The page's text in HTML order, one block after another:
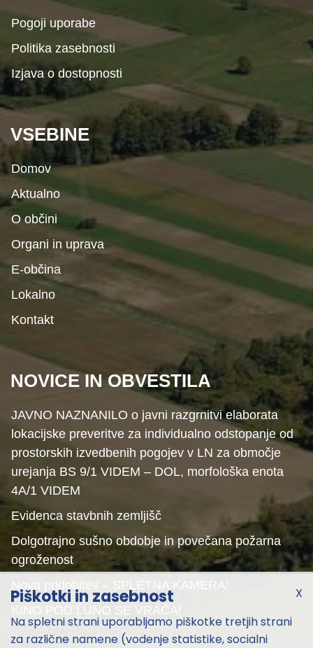
Pogoji uporabe
Politika zasebnosti
Izjava o dostopnosti
VSEBINE
Domov
Aktualno
O občini
Organi in uprava
E-občina
Lokalno
Kontakt
NOVICE IN OBVESTILA
JAVNO NAZNANILO o javni razgrnitvi elaborata
lokacijske preveritve za individualno odstopanje od
prostorskih izvedbenih pogojev v LN za območje
urejanja BS 9/1 VIDEM – DOL, morfološka enota
4A/1 VIDEM
Evidenca stavbnih zemljišč
Dolgotrajno sušno obdobje in povečana požarna
ogroženost
Nova pridobitev – SPLETNA KAMERA!
KINO POD LUNO SE VRAČA!
X
Piškotki in zasebnost
Na spletni strani uporabljamo piškotke tretjih strani
za različne namene (vodenje statistike, socialni